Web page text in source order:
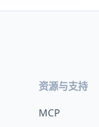
资源与支持
MCP